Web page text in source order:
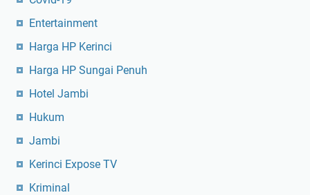
Entertainment
Harga HP Kerinci
Harga HP Sungai Penuh
Hotel Jambi
Hukum
Jambi
Kerinci Expose TV
Kriminal